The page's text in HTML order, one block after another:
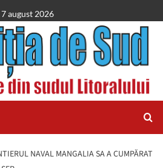
7 august 2026
NAVAL MANGALIA SA A CUMPĂRAT